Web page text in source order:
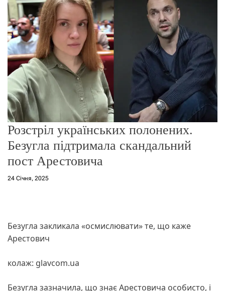
р
е
ж
и
м
Розстріл українських полонених.
Безугла підтримала скандальний
пост Арестовича
24 Січня, 2025
Безугла закликала «осмислювати» те, що каже
Арестович
колаж: glavcom.ua
Безугла зазначила, що знає Арестовича особисто, і